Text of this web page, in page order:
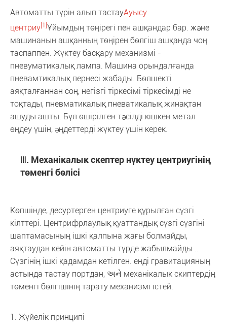
Автоматты түрін алып тастауАуысу
центриу [1] Ұйымдың төңірегі пен ашқандар бар. және
машинанын ашқанның төңірен бөлгіш ашқанда чоң
таспаппен. Жүктеу басқару механизмі -
пневуматикалық лампа. Машина орындалғанда
пневамтикалық пернесі жабады. Бөлшекті
аяқталғаннан соң, негізгі тіркесімі тіркесімді не
тоқтады, пневматикалық пневатикалық жинақтан
ашуды ашты. Бұл өшірілген тәсілді кішкен метал
өңдеу үшін, әңдеттерді жүктеу үшін керек.
Ⅲ. Механікалык скептер нүктеу центриугінің
төменгі бөлісі
Көпшінде, десуртерген центриуге құрылған сүзгі
кілттері. Центрифрлаулық қуаттандық сүзгі сүзгіні
шаптамасының ішкі қалпына жағы болмайды,
аяқтаудан кейін автоматты түрде жабылмайды ..
Сүзгінің ішкі қадамдан кетілген. енді гравитацияның
астында тастау портдан, અને механікалык скиптердің
төменгі бөлгішінің тарату механизмі істей.
1. Жүйелік принципі